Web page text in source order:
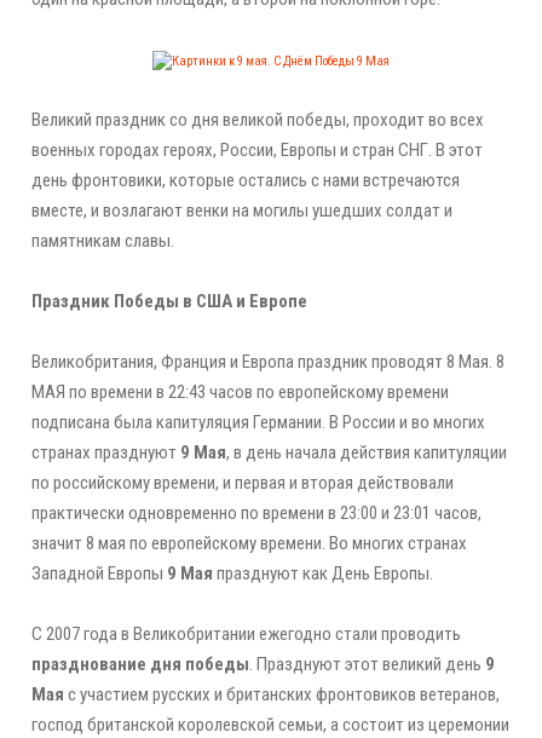
Великий праздник со дня великой победы, проходит во всех
военных городах героях, России, Европы и стран СНГ. В этот
день фронтовики, которые остались с нами встречаются
вместе, и возлагают венки на могилы ушедших солдат и
памятникам славы.
Праздник Победы в США и Европе
Великобритания, Франция и Европа праздник проводят 8 Мая. 8
МАЯ по времени в 22:43 часов по европейскому времени
подписана была капитуляция Германии. В России и во многих
странах празднуют 9 Мая, в день начала действия капитуляции
по российскому времени, и первая и вторая действовали
практически одновременно по времени в 23:00 и 23:01 часов,
значит 8 мая по европейскому времени. Во многих странах
Западной Европы 9 Мая празднуют как День Европы.
С 2007 года в Великобритании ежегодно стали проводить
празднование дня победы. Празднуют этот великий день 9
Мая с участием русских и британских фронтовиков ветеранов,
господ британской королевской семьи, а состоит из церемонии